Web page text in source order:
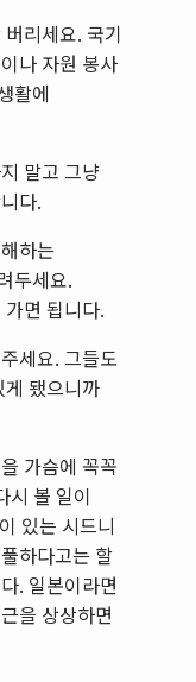
리세요. 국기
나 자원 봉사
활에
말고 그냥
다.
하는
두세요.
면 됩니다.
세요. 그들도
됐으니까
가슴에 꼭꼭
시 볼 일이
있는 시드니
하다고는 할
. 일본이라면
을 상상하면